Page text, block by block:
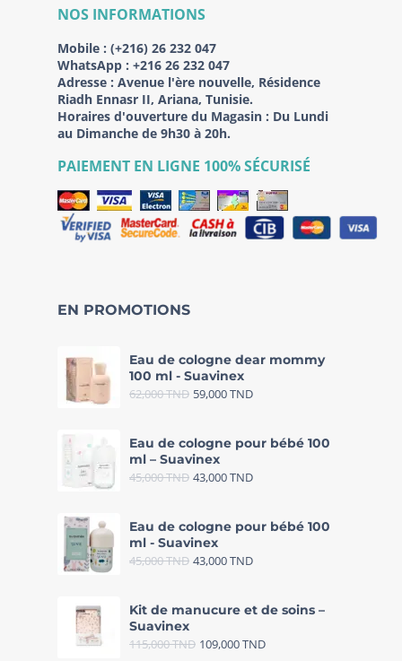
NOS INFORMATIONS
Mobile : (+216) 26 232 047
WhatsApp : +216 26 232 047
Adresse : Avenue l'ère nouvelle, Résidence
Riadh Ennasr II, Ariana, Tunisie.
Horaires d'ouverture du Magasin : Du Lundi
au Dimanche de 9h30 à 20h.
PAIEMENT EN LIGNE 100% SÉCURISÉ
EN PROMOTIONS
Eau de cologne dear mommy
100 ml - Suavinex
62,000TND 59,000TND
Eau de cologne pour bébé 100
ml – Suavinex
45,000TND 43,000TND
Eau de cologne pour bébé 100
ml - Suavinex
45,000TND 43,000TND
Kit de manucure et de soins –
Suavinex
115,000TND 109,000TND